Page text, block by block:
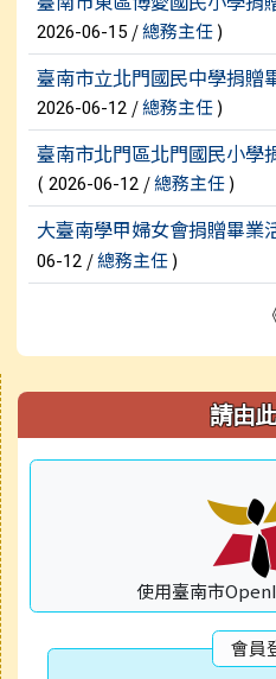
2026-06-15 /總務主任)
臺南市立北門國民中學捐贈
2026-06-12 /總務主任)
臺南市北門區北門國民小學
( 2026-06-12 /總務主任)
大臺南學甲婦女會捐贈畢業
06-12 /總務主任)
右邊區域內容 請由
使用臺南市
會員